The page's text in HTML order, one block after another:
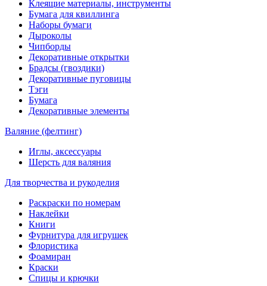
Клеящие материалы, инструменты
Бумага для квиллинга
Наборы бумаги
Дыроколы
Чипборды
Декоративные открытки
Брадсы (гвоздики)
Декоративные пуговицы
Тэги
Бумага
Декоративные элементы
Валяние (фелтинг)
Иглы, аксессуары
Шерсть для валяния
Для творчества и рукоделия
Раскраски по номерам
Наклейки
Книги
Фурнитура для игрушек
Флористика
Фоамиран
Краски
Спицы и крючки